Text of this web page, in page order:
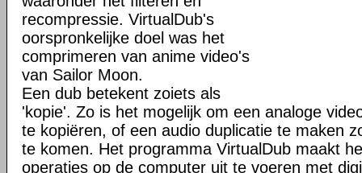
recompressie. VirtualDub's
oorspronkelijke doel was het
comprimeren van anime video's
van Sailor Moon.
Een dub betekent zoiets als
'kopie'. Zo is het mogelijk om een analoge
te kopiëren, of een audio duplicatie te maken
te komen. Het programma VirtualDub maakt
operaties op de computer uit te voeren met